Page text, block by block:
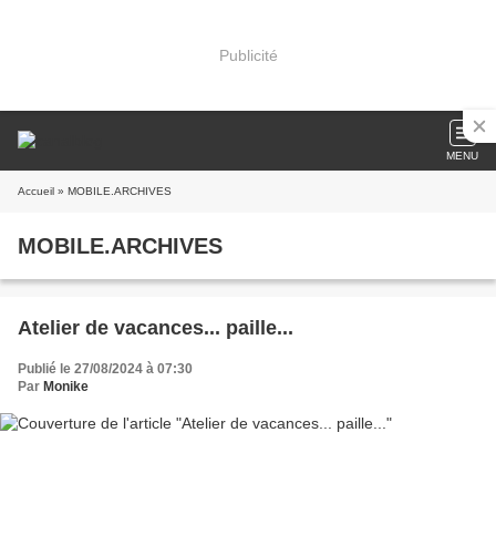
Publicité
MENU
Accueil » MOBILE.ARCHIVES
MOBILE.ARCHIVES
Atelier de vacances... paille...
Publié le 27/08/2024 à 07:30
Par Monike